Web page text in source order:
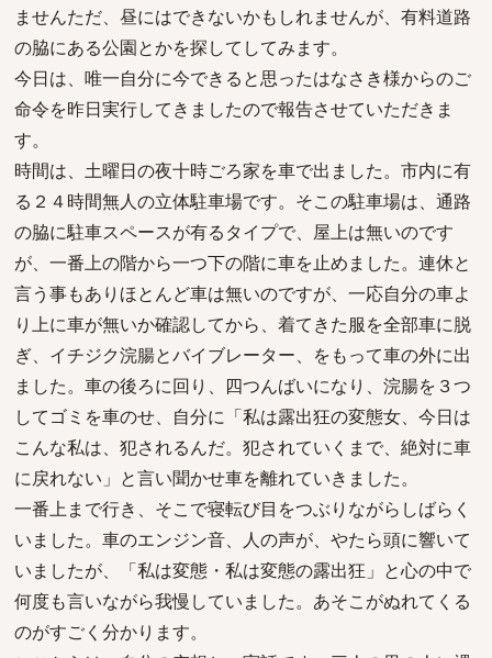
ませんただ、昼にはできないかもしれませんが、有料道路
の脇にある公園とかを探してしてみます。
今日は、唯一自分に今できると思ったはなさき様からのご
命令を昨日実行してきましたので報告させていただきま
す。
時間は、土曜日の夜十時ごろ家を車で出ました。市内に有
る２４時間無人の立体駐車場です。そこの駐車場は、通路
の脇に駐車スペースが有るタイプで、屋上は無いのです
が、一番上の階から一つ下の階に車を止めました。連休と
言う事もありほとんど車は無いのですが、一応自分の車よ
り上に車が無いか確認してから、着てきた服を全部車に脱
ぎ、イチジク浣腸とバイブレーター、をもって車の外に出
ました。車の後ろに回り、四つんばいになり、浣腸を３つ
してゴミを車のせ、自分に「私は露出狂の変態女、今日は
こんな私は、犯されるんだ。犯されていくまで、絶対に車
に戻れない」と言い聞かせ車を離れていきました。
一番上まで行き、そこで寝転び目をつぶりながらしばらく
いました。車のエンジン音、人の声が、やたら頭に響いて
いましたが、「私は変態・私は変態の露出狂」と心の中で
何度も言いながら我慢していました。あそこがぬれてくる
のがすごく分かります。